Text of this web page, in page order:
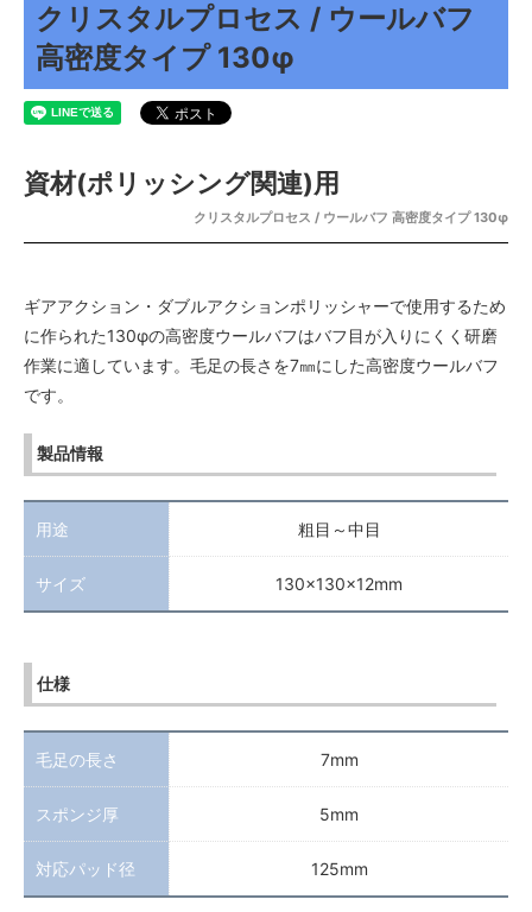
クリスタルプロセス / ウールバフ
高密度タイプ 130φ
資材(ポリッシング関連)用
クリスタルプロセス / ウールバフ 高密度タイプ 130φ
ギアアクション・ダブルアクションポリッシャーで使用するため
に作られた130φの高密度ウールバフはバフ目が入りにくく研磨
作業に適しています。毛足の長さを7㎜にした高密度ウールバフ
です。
製品情報
用途 粗目～中目
サイズ 130x130x12mm
仕様
毛足の長さ 7mm
スポンジ厚 5mm
対応パッド径 125mm